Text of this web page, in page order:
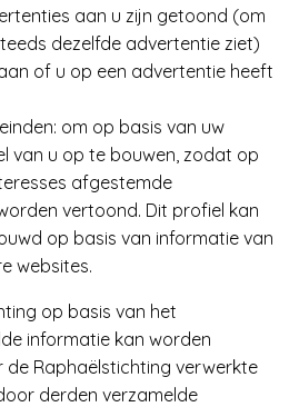
aan u zijn getoond (om
dezelfde advertentie ziet)
of u op een advertentie heeft
om op basis van uw
van u op te bouwen, zodat op
afgestemde
vertoond. Dit profiel kan
op basis van informatie van
websites.
op basis van het
informatie kan worden
Raphaëlstichting verwerkte
derden verzamelde